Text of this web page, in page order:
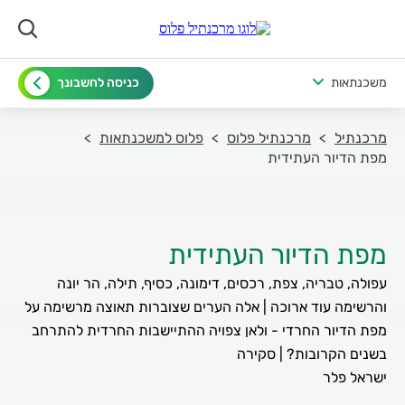
משכנתאות כניסה לחשבונך
מרכנתיל מרכנתיל פלוס
פלוס למשכנתאות
מפת הדיור העתידית
מפת הדיור העתידית
עפולה, טבריה, צפת, רכסים, דימונה, כסיף, תילה, הר יונה
והרשימה עוד ארוכה | אלה הערים שצוברות תאוצה מרשימה על
מפת הדיור החרדי - ולאן צפויה ההתיישבות החרדית להתרחב
ישראל פלר